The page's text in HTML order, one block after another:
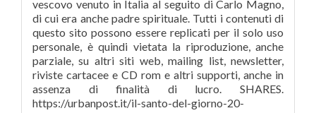
vescovo venuto in Italia al seguito di Carlo Magno,
di cui era anche padre spirituale. Tutti i contenuti di
questo sito possono essere replicati per il solo uso
personale, è quindi vietata la riproduzione, anche
parziale, su altri siti web, mailing list, newsletter,
riviste cartacee e CD rom e altri supporti, anche in
assenza di finalità di lucro. SHARES.
https://urbanpost.it/il-santo-del-giorno-20-